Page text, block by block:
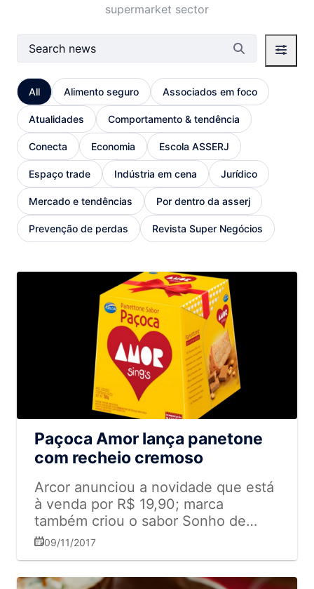
supermarket sector
Search Bar
All Alimento seguro Associados em foco
Atualidades Comportamento & tendência
Conecta Economia Escola ASSERJ
Espaço trade Indústria em cena Jurídico
Mercado e tendências Por dentro da asserj
Prevenção de perdas Revista Super Negócios
Paçoca Amor lança panetone
com recheio cremoso
Arcor anunciou a novidade que está
à venda por R$ 19,90; marca
também criou o sabor Sonho de
Doce de leite Com apelo afetivo ao
09/11/2017